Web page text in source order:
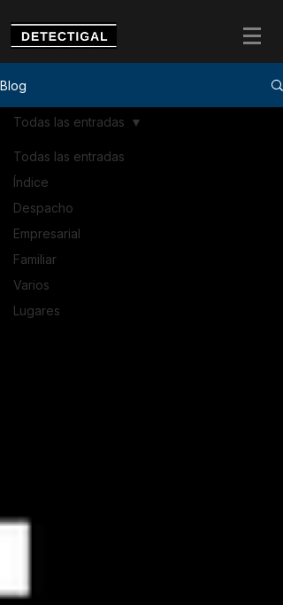
Blog
Todas las entradas
Índice
Despacho
Empresarial
Familiar
Varios
Lugares
Todas las entradas